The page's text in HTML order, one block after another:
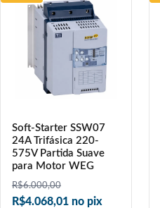
Soft-Starter SSW07
24A Trifásica 220-
575V Partida Suave
para Motor WEG
R$6.000,00
R$4.068,01 no pix